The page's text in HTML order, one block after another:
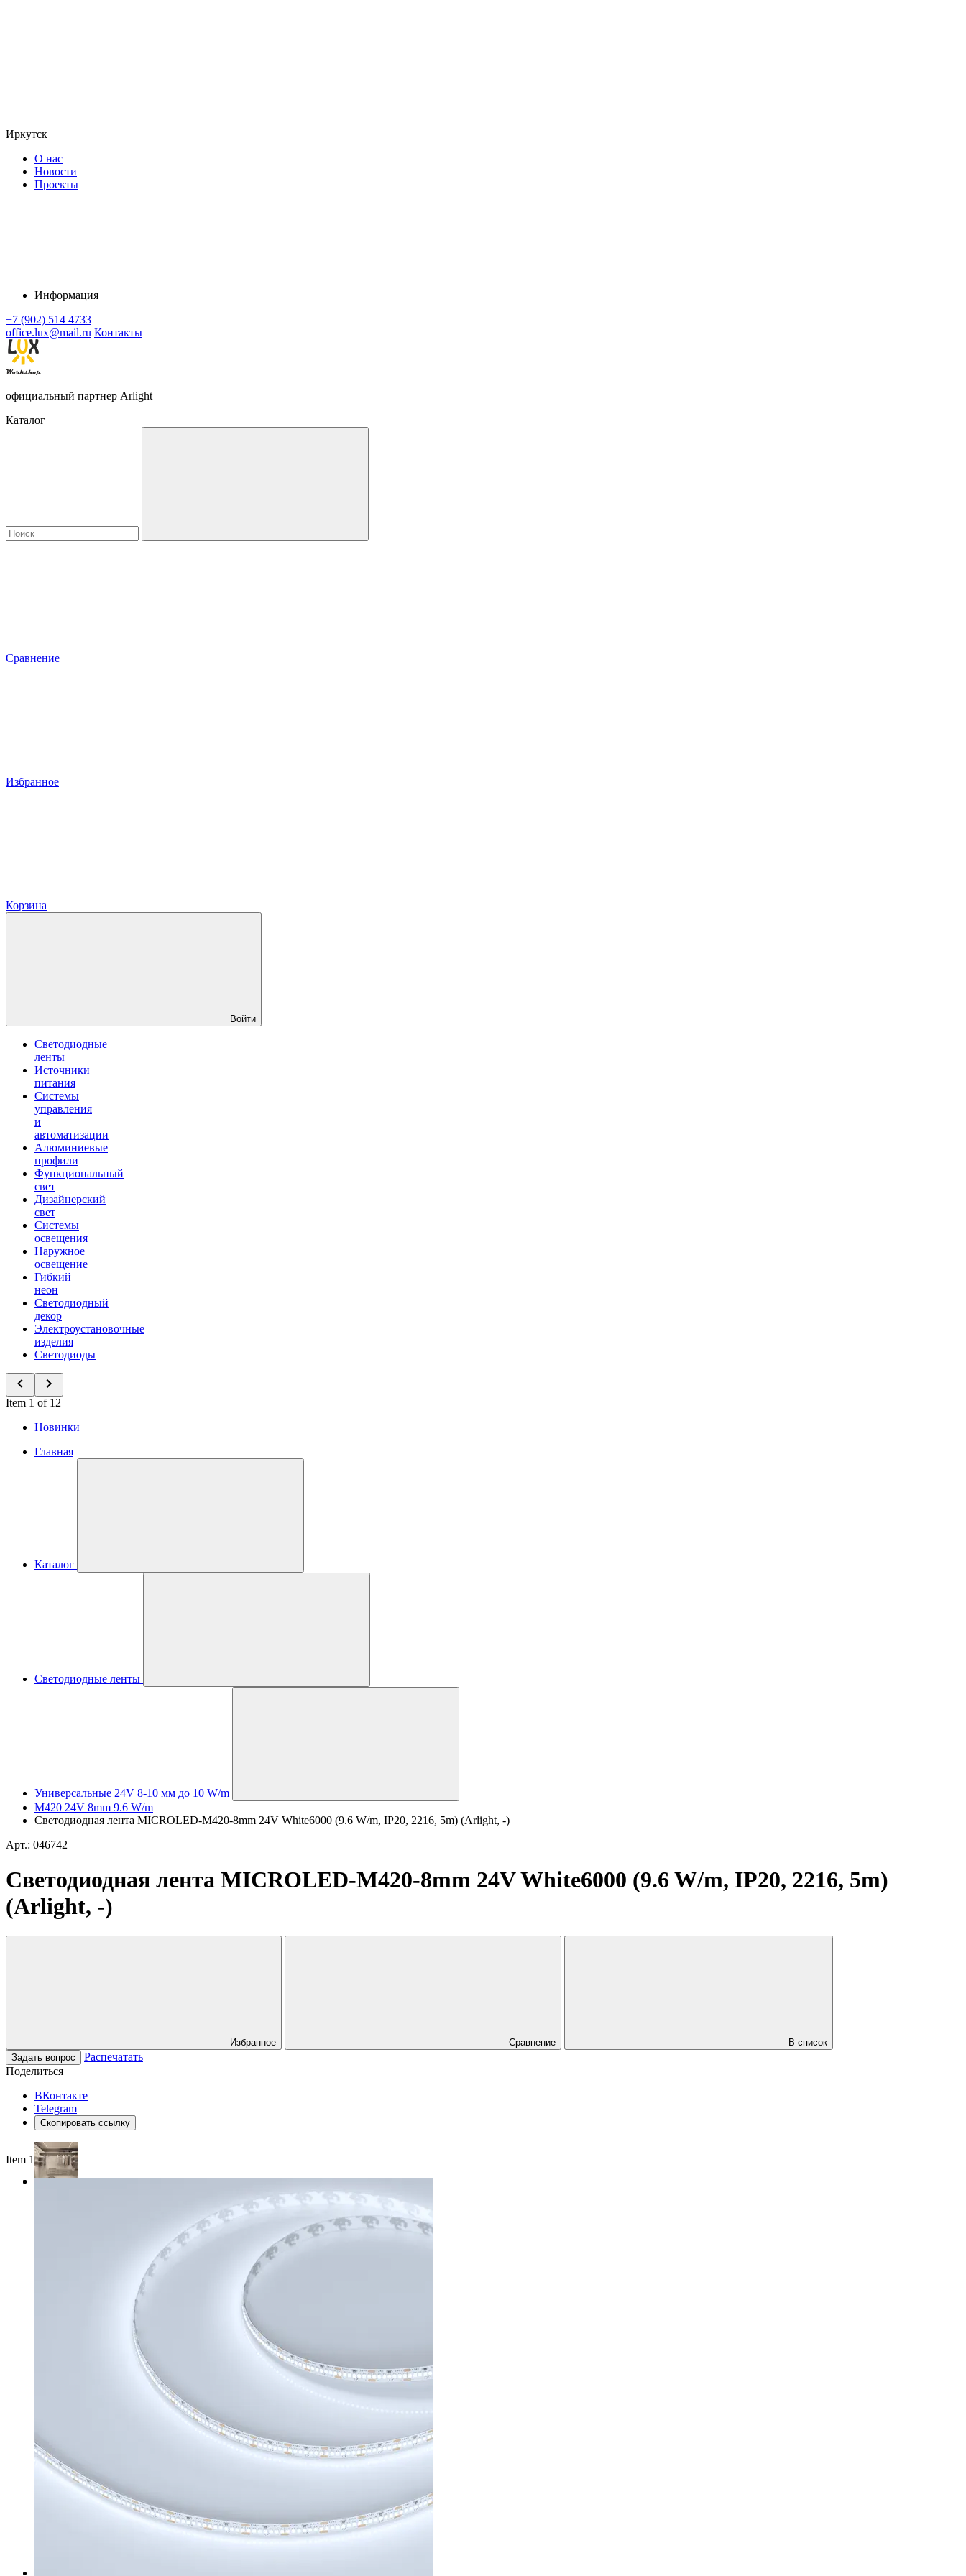
Иркутск
О нас
Новости
Проекты
Информация
+7 (902) 514 4733
office.lux@mail.ru Контакты
официальный партнер Arlight
Каталог
Сравнение
Избранное
Корзина
Войти
Светодиодные
ленты
Источники
питания
Системы
управления
и
автоматизации
Алюминиевые
профили
Функциональный
свет
Дизайнерский
свет
Системы
освещения
Наружное
освещение
Гибкий
неон
Светодиодный
декор
Электроустановочные
изделия
Светодиоды
Item 1 of 12
Новинки
Главная
Каталог
Светодиодные ленты
Универсальные 24V 8-10 мм до 10 W/m
M420 24V 8mm 9.6 W/m
Светодиодная лента MICROLED-M420-8mm 24V White6000 (9.6 W/m, IP20, 2216, 5m) (Arlight, -)
Арт.: 046742
Светодиодная лента MICROLED-M420-8mm 24V White6000 (9.6 W/m, IP20, 2216, 5m)
(Arlight, -)
Избранное Сравнение
В список
Задать вопрос
Распечатать
Поделиться
ВКонтакте
Telegram
Скопировать ссылку
Item 1 of 4